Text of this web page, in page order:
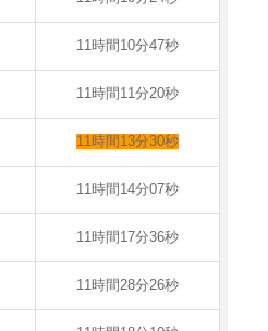
11時間10分47秒
11時間11分20秒
11時間13分30秒
11時間14分07秒
11時間17分36秒
11時間28分26秒